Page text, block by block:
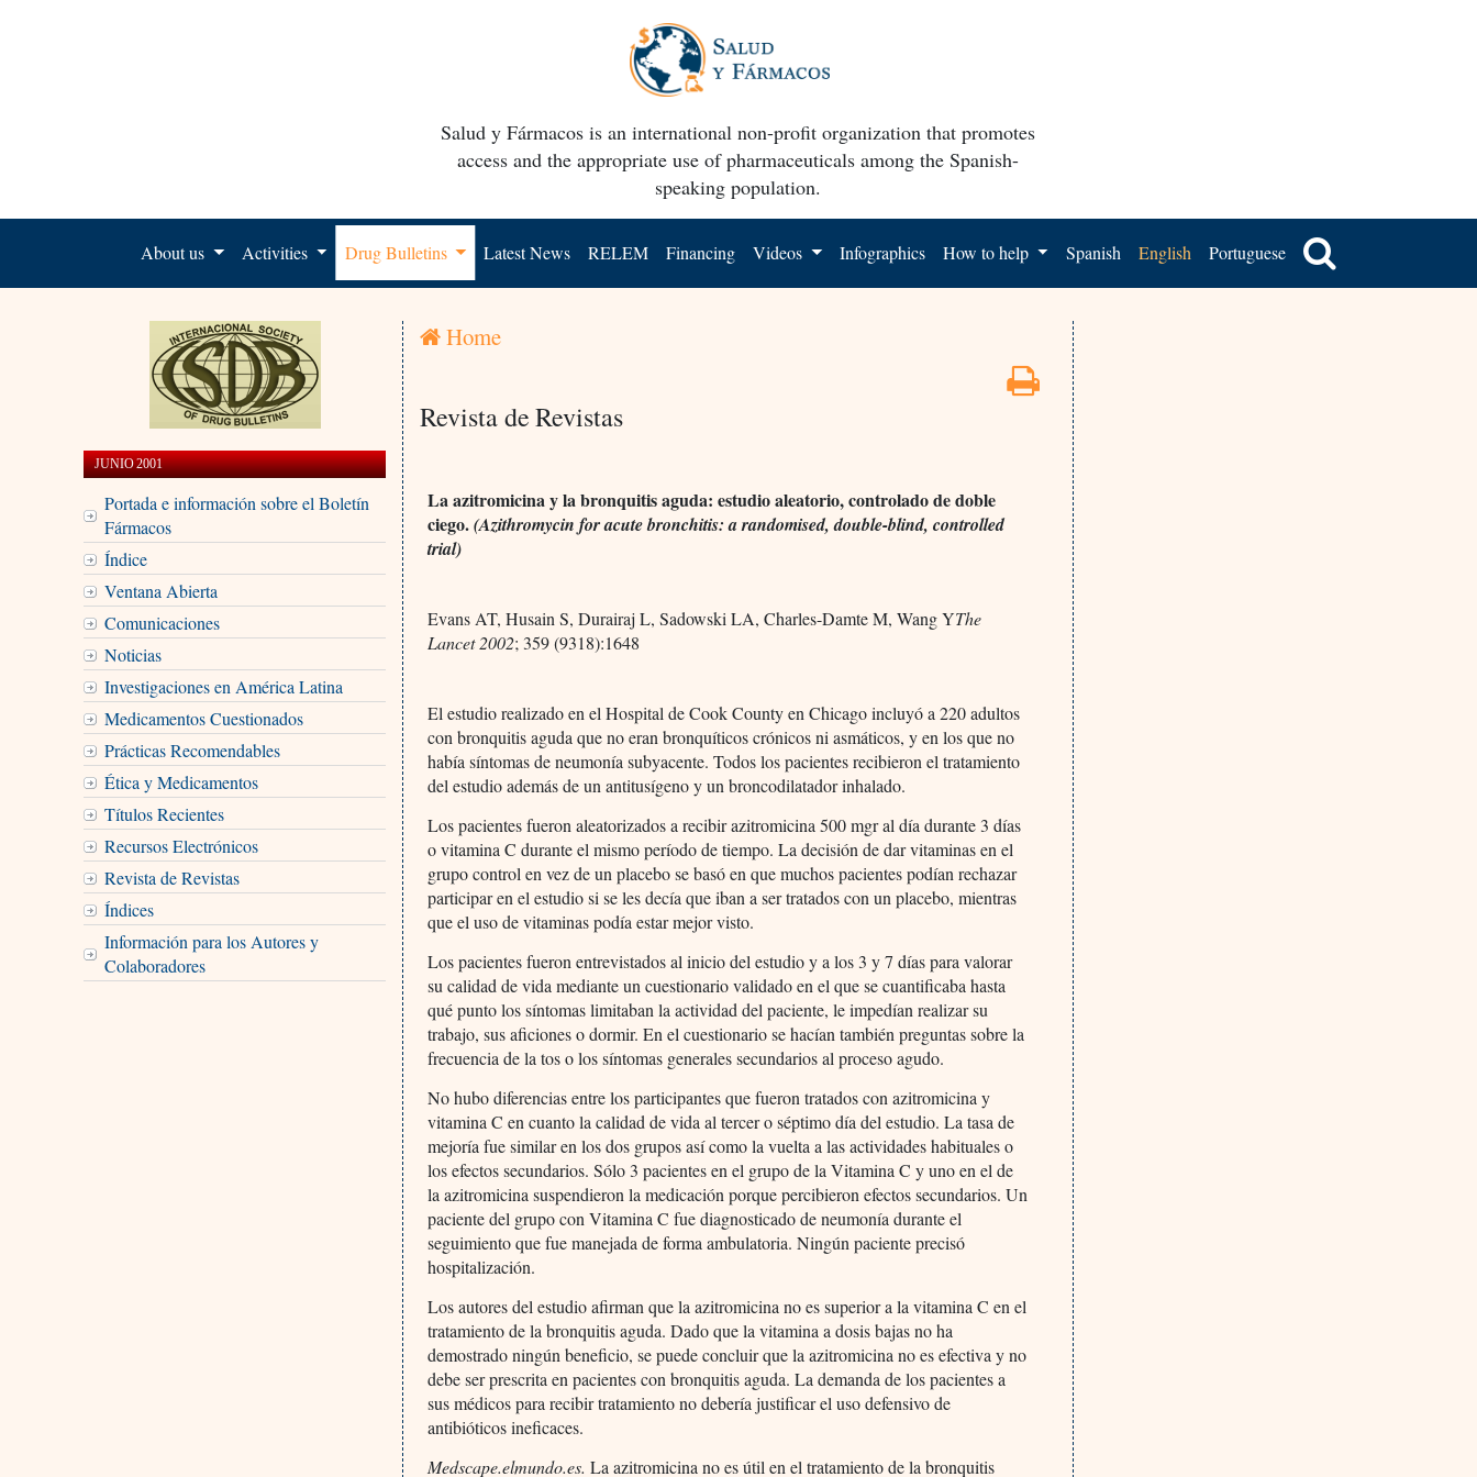
Salud y Fármacos is an international non-profit organization that promotes
access and the appropriate use of pharmaceuticals among the Spanish-
speaking population.
About us Activities Drug Bulletins Latest News RELEM Financing Videos Infographics How to help Spanish English Portuguese
JUNIO 2001
Portada e información sobre el Boletín
Fármacos
Índice
Ventana Abierta
Comunicaciones
Noticias
Investigaciones en América Latina
Medicamentos Cuestionados
Prácticas Recomendables
Ética y Medicamentos
Títulos Recientes
Recursos Electrónicos
Revista de Revistas
Índices
Información para los Autores y
Colaboradores
Home
Revista de Revistas
La azitromicina y la bronquitis aguda: estudio aleatorio, controlado de doble
ciego.(Azithromycin for acute bronchitis: a randomised, double-blind, controlled
trial)
Evans AT, Husain S, Durairaj L, Sadowski LA, Charles-Damte M, Wang YThe
Lancet 2002; 359 (9318):1648
El estudio realizado en el Hospital de Cook County en Chicago incluyó a 220 adultos
con bronquitis aguda que no eran bronquíticos crónicos ni asmáticos, y en los que no
había síntomas de neumonía subyacente. Todos los pacientes recibieron el tratamiento
del estudio además de un antitusígeno y un broncodilatador inhalado.
Los pacientes fueron aleatorizados a recibir azitromicina 500 mgr al día durante 3 días
o vitamina C durante el mismo período de tiempo. La decisión de dar vitaminas en el
grupo control en vez de un placebo se basó en que muchos pacientes podían rechazar
participar en el estudio si se les decía que iban a ser tratados con un placebo, mientras
que el uso de vitaminas podía estar mejor visto.
Los pacientes fueron entrevistados al inicio del estudio y a los 3 y 7 días para valorar
su calidad de vida mediante un cuestionario validado en el que se cuantificaba hasta
qué punto los síntomas limitaban la actividad del paciente, le impedían realizar su
trabajo, sus aficiones o dormir. En el cuestionario se hacían también preguntas sobre la
frecuencia de la tos o los síntomas generales secundarios al proceso agudo.
No hubo diferencias entre los participantes que fueron tratados con azitromicina y
vitamina C en cuanto la calidad de vida al tercer o séptimo día del estudio. La tasa de
mejoría fue similar en los dos grupos así como la vuelta a las actividades habituales o
los efectos secundarios. Sólo 3 pacientes en el grupo de la Vitamina C y uno en el de
la azitromicina suspendieron la medicación porque percibieron efectos secundarios. Un
paciente del grupo con Vitamina C fue diagnosticado de neumonía durante el
seguimiento que fue manejada de forma ambulatoria. Ningún paciente precisó
hospitalización.
Los autores del estudio afirman que la azitromicina no es superior a la vitamina C en el
tratamiento de la bronquitis aguda. Dado que la vitamina a dosis bajas no ha
demostrado ningún beneficio, se puede concluir que la azitromicina no es efectiva y no
debe ser prescrita en pacientes con bronquitis aguda. La demanda de los pacientes a
sus médicos para recibir tratamiento no debería justificar el uso defensivo de
antibióticos ineficaces.
Medscape.elmundo.es. La azitromicina no es útil en el tratamiento de la bronquitis